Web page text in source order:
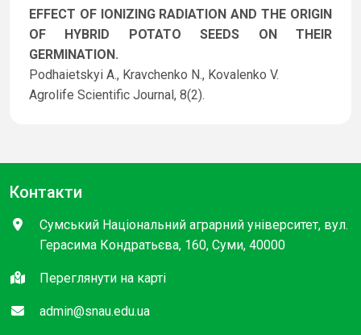
EFFECT OF IONIZING RADIATION AND THE ORIGIN
OF HYBRID POTATO SEEDS ON THEIR
GERMINATION.
Podhaietskyi A., Kravchenko N., Kovalenko V.
Agrolife Scientific Journal, 8(2).
Контакти
Сумський Національний аграрний університет, вул.
Герасима Кондратьєва, 160, Суми, 40000
Переглянути на карті
admin@snau.edu.ua